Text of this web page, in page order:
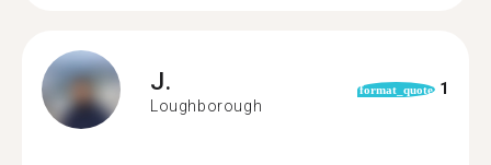
J.
Loughborough
format_quote 1